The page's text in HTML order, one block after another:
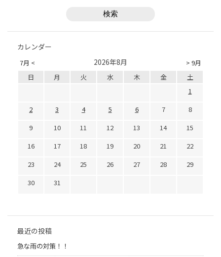
カレンダー
7月 < > 9月
2026年8月
日 月 火 水 木 金
土
1
2
3 4 5 6 7
8
9
10 11 12 13 14
15
16
17 18 19 20 21
22
23
24 25 26 27 28
29
30
31
最近の投稿
急な雨の対策！！